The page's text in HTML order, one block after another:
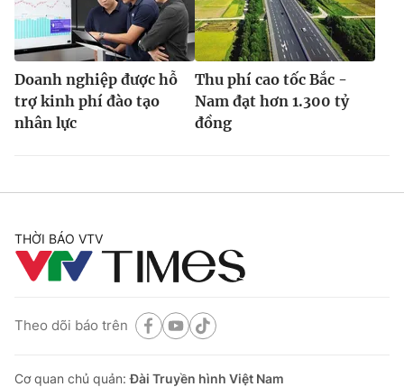
Doanh nghiệp được hỗ
trợ kinh phí đào tạo
nhân lực
Thu phí cao tốc Bắc -
Nam đạt hơn 1.300 tỷ
đồng
THỜI BÁO VTV
Theo dõi báo trên
Cơ quan chủ quản:Đài Truyền hình Việt Nam